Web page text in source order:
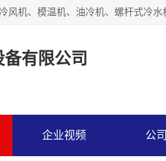
有限公司
企业视频 公